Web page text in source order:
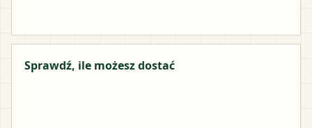
Sprawdź, ile możesz dostać